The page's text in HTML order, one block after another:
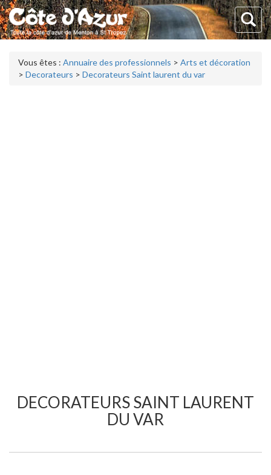
Vous êtes : Annuaire des professionnels > Arts et décoration
> Decorateurs > Decorateurs Saint laurent du var
DECORATEURS SAINT LAURENT
DU VAR